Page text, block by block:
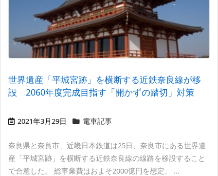
世界遺産「平城宮跡」を横断する近鉄奈良線が移
設 2060年度完成目指す「開かずの踏切」対策
2021年3月29日 電車記事
奈良県と奈良市、近畿日本鉄道は25日、奈良市にある世界遺
産「平城宮跡」を横断する近鉄奈良線の線路を移設すること
で合意した。 総事業費はおよそ2000億円を想定、 ...